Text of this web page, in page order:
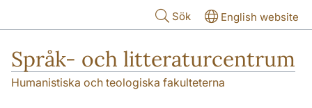
Sök English website
Språk- och litteraturcentrum
Humanistiska och teologiska fakulteterna